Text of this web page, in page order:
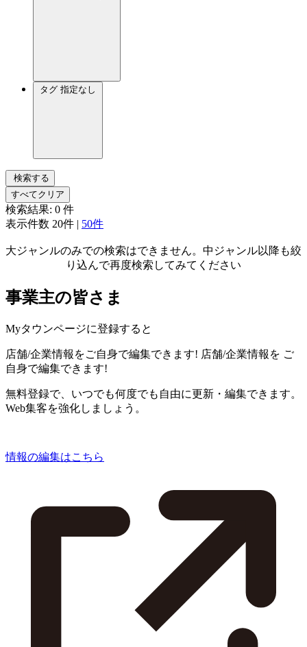
タグ 指定なし
検索する
すべてクリア
検索結果: 0 件
表示件数 20件 | 50件
大ジャンルのみでの検索はできません。中ジャンル以降も絞
り込んで再度検索してみてください
事業主の皆さま
Myタウンページに登録すると
店舗/企業情報をご自身で編集できます! 店舗/企業情報を ご
自身で編集できます!
無料登録で、いつでも何度でも自由に更新・編集できます。
Web集客を強化しましょう。
情報の編集はこちら